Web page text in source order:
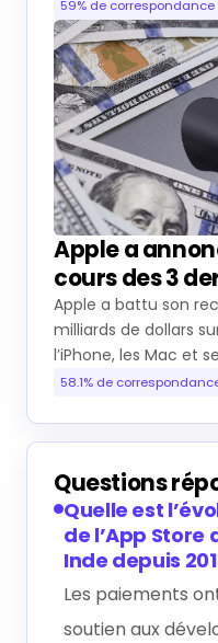
59% de correspondance
Apple a
cours des 3
Apple a battu son
milliards de dollars
l’iPhone, les Mac et
58.1% de
Questions
Quelle est
de l’App
Inde depuis
Les paiements
soutien aux